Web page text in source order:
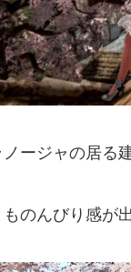
ージャの居る
のんびり感が